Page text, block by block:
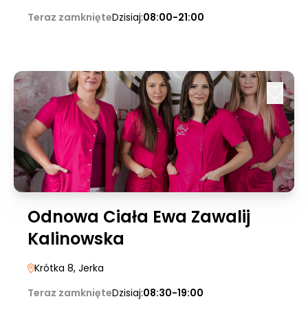
Teraz zamknięteDzisiaj:08:00-21:00
Odnowa Ciała Ewa Zawalij
Kalinowska
Krótka 8, Jerka
Teraz zamknięteDzisiaj:08:30-19:00